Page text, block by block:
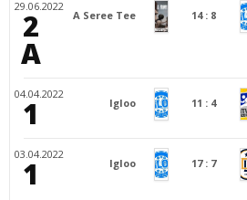
29.06.2022
2
A
A Seree Tee 14 : 8
04.04.2022
1 Igloo 11 : 4
03.04.2022
1 Igloo 17 : 7